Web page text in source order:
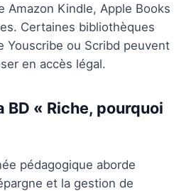
Amazon Kindle, Apple Books
Certaines bibliothèques
Youscribe ou Scribd peuvent
en accès légal.
BD « Riche, pourquoi
pédagogique aborde
et la gestion de